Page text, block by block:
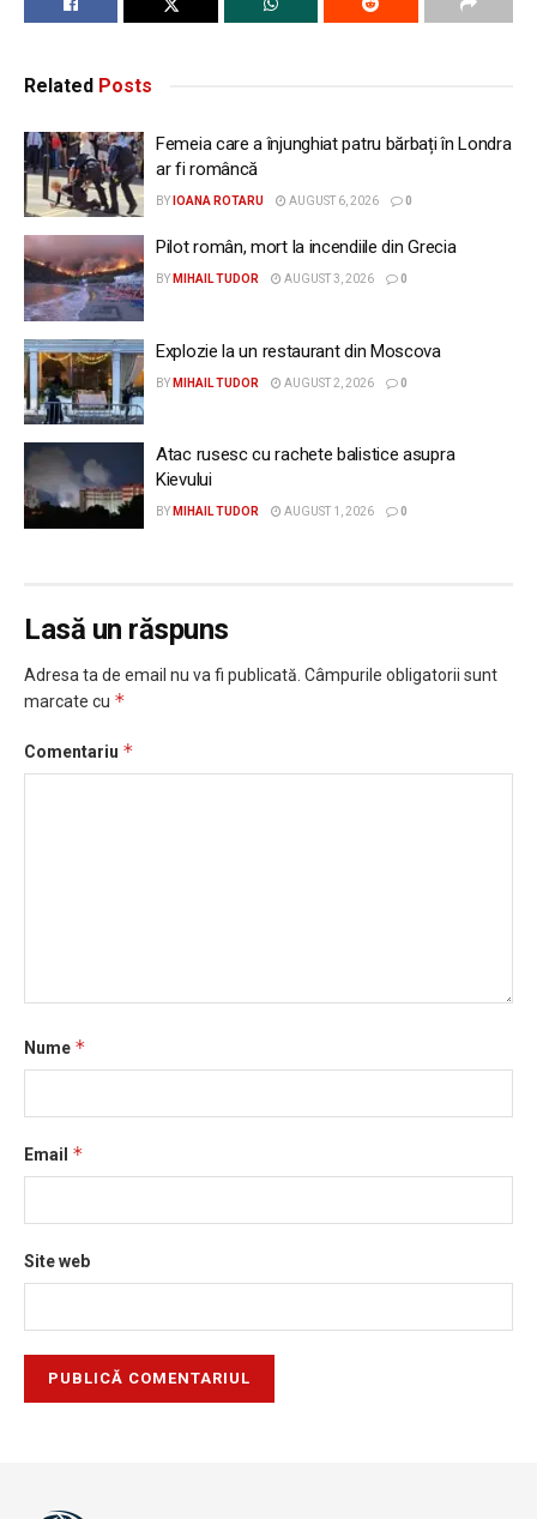
Related Posts
Femeia care a înjunghiat patru bărbați în Londra
ar fi româncă
BY IOANA ROTARU AUGUST 6, 2026 0
Pilot român, mort la incendiile din Grecia
BY MIHAIL TUDOR AUGUST 3, 2026 0
Explozie la un restaurant din Moscova
BY MIHAIL TUDOR AUGUST 2, 2026 0
Atac rusesc cu rachete balistice asupra
Kievului
BY MIHAIL TUDOR AUGUST 1, 2026 0
Lasă un răspuns
Adresa ta de email nu va fi publicată. Câmpurile obligatorii sunt
marcate cu *
Comentariu *
Nume *
Email *
Site web